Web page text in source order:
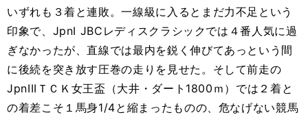
いずれも３着と連敗。一線級に入るとまだ力不足という
印象で、JpnI JBCレディスクラシックでは４番人気に過
ぎなかったが、直線では最内を鋭く伸びてあっという間
に後続を突き放す圧巻の走りを見せた。そして前走の
JpnIIIＴＣＫ女王盃（大井・ダート1800ｍ）では２着と
の着差こそ１馬身1/4と縮まったものの、危なげない競馬